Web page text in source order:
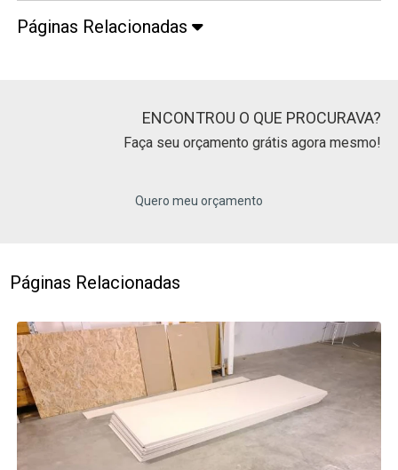
Páginas Relacionadas
ENCONTROU O QUE PROCURAVA?
Faça seu orçamento grátis agora mesmo!
Quero meu orçamento
Páginas Relacionadas